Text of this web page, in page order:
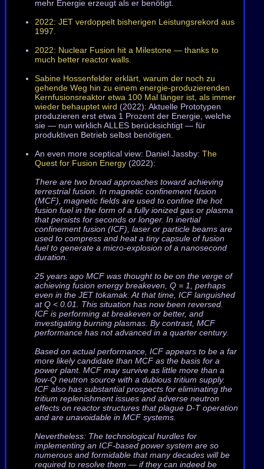
mehr Energie erzeugt als er benötigt.
2022: JET verdoppelt bisherigen Leistungsrekord aus
1997.
2022: Nuclear Fusion hit a Milestone — thanks to
much better reactor walls.
Sabine Hossenfelder erklärt, warum der noch zu
gehende Weg hin zu einem energie-produzierenden
Kernfusionsreaktor etwa 100 Mal länger ist, als immer
wieder behauptet wird (2022): Aktuelle Prototypen
produzieren erst etwa 1 Prozent der Energie, welche
sie — nun wirklich ALLES berücksichtigt — für
produktiven Betrieb selbst benötigen.
An even more sceptical view: Daniel Jassby: The
Quest for Fusion Energy (2022):
There are two broad approaches toward achieving
terrestrial fusion. In magnetic confinement fusion
(MCF), magnetic fields are used to confine the hot
fusion fuel in the form of a fully ionized gas or plasma
that persists for seconds or longer. In inertial
confinement fusion (ICF), laser or particle beams are
used to compress and heat a tiny capsule of fusion
fuel to generate a micro-explosion of a nanosecond
duration.
25 years ago MCF was thought to be on the verge of
achieving fusion energy breakeven, Q = 1, perhaps
even in the JET tokamak. At that time, ICF languished
at Q < 0.01. This situation has now been reversed.
ICF is performing at breakeven or better, and
investigating burning plasmas. By contrast, MCF
performance has not advanced in a quarter century.
Based on actual performance, ICF appears to be a far
more likely candidate than MCF as the basis for a
power plant. MCF may survive as little more than a
low-Q neutron source with a dubious tritium supply.
ICF also has substantial prospects for eliminating the
tritium replenishment issues and adverse neutron
effects on reactor structures that plague D-T operation
and are unavoidable in MCF systems.
Nevertheless: The technological hurdles for
implementing an ICF-based power system are so
numerous and formidable that many decades will be
required to resolve them — if they can indeed be